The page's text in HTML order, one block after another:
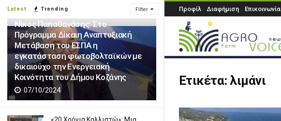
Latest Trending Filter
Νίκος Παπαθανάσης: Στο
Πρόγραμμα Δίκαιη Αναπτυξιακή
Μετάβαση του ΕΣΠΑ η
εγκατάσταση φωτοβολταϊκών με
δικαιούχο την Ενεργειακή
Κοινότητα του Δήμου Κοζάνης
07/10/2024
Προφίλ Διαφήμιση Επικοινωνία
Ετικέτα:λιμάνι